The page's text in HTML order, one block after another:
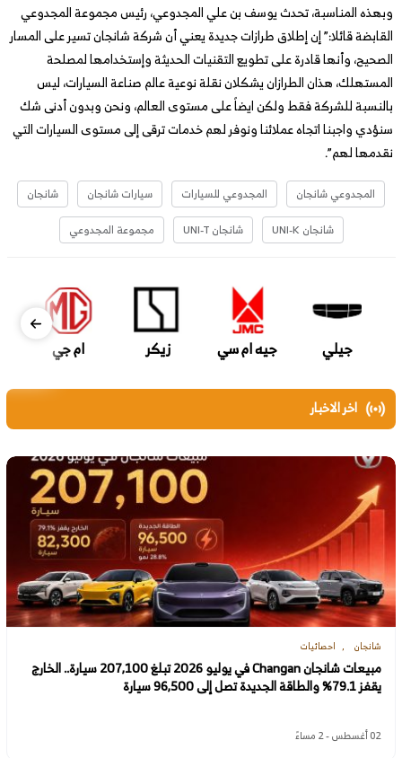
وبهذه المناسبة، تحدث يوسف بن علي المجدوعي، رئيس مجموعة المجدوعي
القابضة قائلا:” إن إطلاق طرازات جديدة يعني أن شركة شانجان تسير على المسار
الصحيح، وأنها قادرة على تطويع التقنيات الحديثة وإستخدامها لمصلحة
المستهلك، هذان الطرازان يشكلان نقلة نوعية عالم صناعة السيارات، ليس
بالنسبة للشركة فقط ولكن ايضاً على مستوى العالم، ونحن وبدون أدنى شك
سنؤدي واجبنا اتجاه عملائنا ونوفر لهم خدمات ترقى إلى مستوى السيارات التي
نقدمها لهم”.
المجدوعي شانجان المجدوعي للسيارات سيارات شانجان
شانجان
شانجان UNI-K
شانجان UNI-T مجموعة المجدوعي
جيلي جيه ام سي زيكر ام جي
اخر الاخبار
شانجان احصائيات
مبيعات شانجان Changan في يوليو 2026 تبلغ 207,100 سيارة.. الخارج
يقفز 79.1% والطاقة الجديدة تصل إلى 96,500 سيارة
02 أغسطس - 2 مساءً